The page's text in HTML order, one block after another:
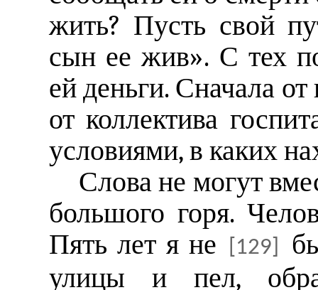
жить? Пусть свой
сын ее жив». С тех
ей деньги. Сначала
от коллектива
условиями, в каких
Слова не могут
большого горя.
Пять лет я не
[129]
улицы и пел,